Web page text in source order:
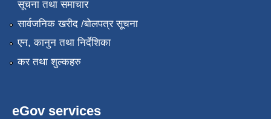
सूचना तथा समाचार
सार्वजनिक खरीद /बोलपत्र सूचना
एन, कानुन तथा निर्देशिका
कर तथा शुल्कहरु
eGov services